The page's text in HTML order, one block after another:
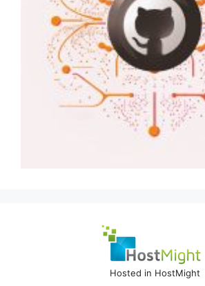
Hosted in HostMight